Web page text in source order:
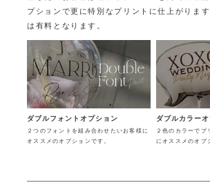
プションで更に特別なプリントに仕上がりま
は有料となります。
ダブルフォントオプション
２つのフォントを組み合わせたいお客様に
オススメのオプションです。
ダブルカラー
２色のカラーでプ
にオススメのオプ